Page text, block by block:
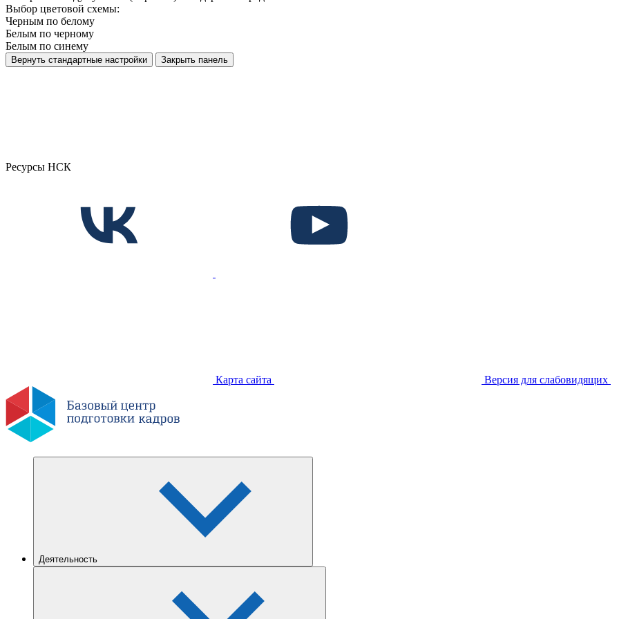
Выбор цветовой схемы:
Черным по белому
Белым по черному
Белым по синему
Вернуть стандартные настройки Закрыть панель
Ресурсы НСК
Карта сайта Версия для слабовидящих
Деятельность